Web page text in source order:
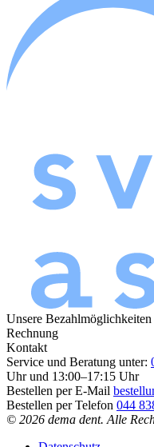
Unsere Bezahlmöglichkeiten
Rechnung
Kontakt
Service und Beratung unter:
Uhr und 13:00–17:15 Uhr
Bestellen per E-Mail
Bestellen per Telefon 044
© 2026 dema dent. Alle